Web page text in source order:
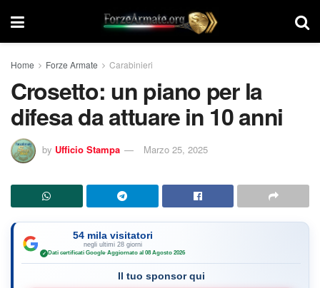
Home Forze Armate Carabinieri
Crosetto: un piano per la
difesa da attuare in 10 anni
by Ufficio Stampa Marzo 25, 2025
54 mila visitatori
negli ultimi 28 giorni
✓ Dati certificati Google·Aggiornato al 08 Agosto 2026
Il tuo sponsor qui